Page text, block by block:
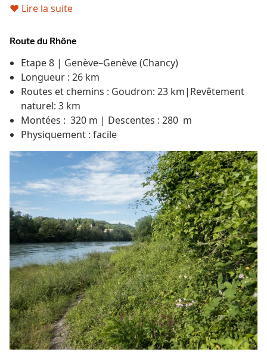
♥ Lire la suite
Route du Rhône
Etape 8 | Genève–Genève (Chancy)
Longueur : 26 km
Routes et chemins : Goudron: 23 km|Revêtement
naturel: 3 km
Montées : 320 m | Descentes : 280 m
Physiquement :facile